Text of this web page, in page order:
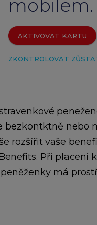
mobilem.
AKTIVOVAT KARTU
ZKONTROLOVAT
bezkontktně nebo
rozšířit vaše
Při placení
má